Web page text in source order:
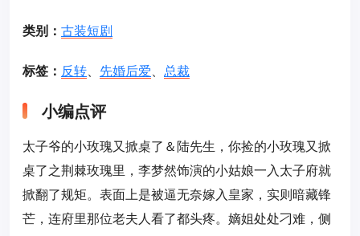
类别： 古装短剧
标签： 反转、 先婚后爱、 总裁
小编点评
太子爷的小玫瑰又掀桌了＆陆先生，你捡的小玫瑰又掀
桌了之荆棘玫瑰里，李梦然饰演的小姑娘一入太子府就
掀翻了规矩。表面上是被逼无奈嫁入皇家，实则暗藏锋
芒，连府里那位老夫人看了都头疼。嫡姐处处刁难，侧